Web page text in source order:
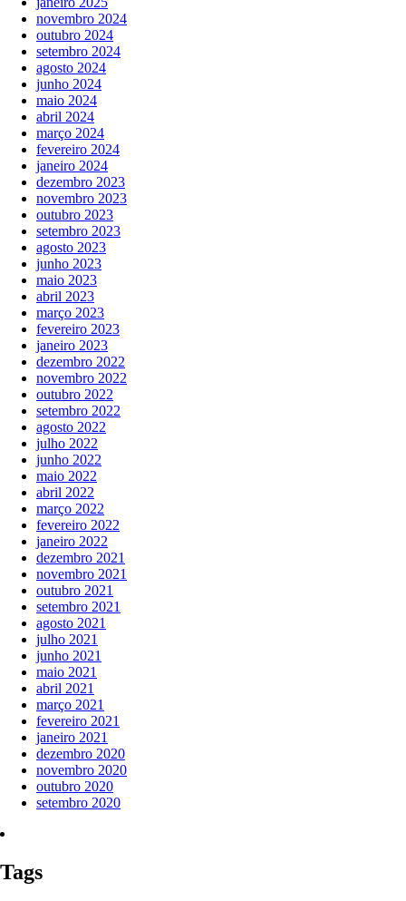
novembro 2024
outubro 2024
setembro 2024
agosto 2024
junho 2024
maio 2024
abril 2024
março 2024
fevereiro 2024
janeiro 2024
dezembro 2023
novembro 2023
outubro 2023
setembro 2023
agosto 2023
junho 2023
maio 2023
abril 2023
março 2023
fevereiro 2023
janeiro 2023
dezembro 2022
novembro 2022
outubro 2022
setembro 2022
agosto 2022
julho 2022
junho 2022
maio 2022
abril 2022
março 2022
fevereiro 2022
janeiro 2022
dezembro 2021
novembro 2021
outubro 2021
setembro 2021
agosto 2021
julho 2021
junho 2021
maio 2021
abril 2021
março 2021
fevereiro 2021
janeiro 2021
dezembro 2020
novembro 2020
outubro 2020
setembro 2020
Tags